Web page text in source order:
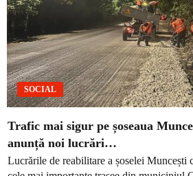
SOCIAL
Trafic mai sigur pe șoseaua
anunță noi lucrări…
Lucrările de reabilitare a șoselei Muncești